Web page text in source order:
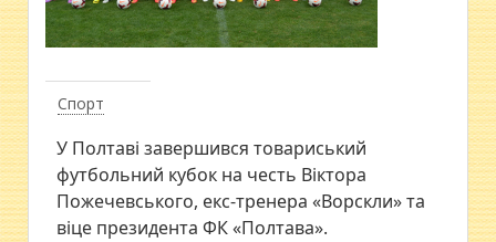
Спорт
У Полтаві завершився товариський
футбольний кубок на честь Віктора
Пожечевського, екс-тренера «Ворскли» та
віце президента ФК «Полтава».